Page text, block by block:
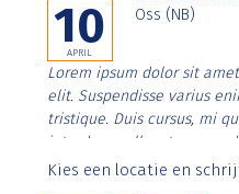
10
APRIL
Oss (NB)
Lorem ipsum dolor sit
elit. Suspendisse varius
tristique. Duis cursus, mi
interdum nulla, ut
Aenean faucibus nibh et
Kies een locatie en